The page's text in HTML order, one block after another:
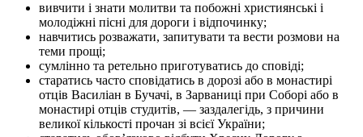
вивчити і знати молитви та побожні християнські і
молодіжні пісні для дороги і відпочинку;
навчитись розважати, запитувати та вести розмови на
теми прощі;
сумлінно та ретельно приготуватись до сповіді;
старатись часто сповідатись в дорозі або в монастирі
отців Василіан в Бучачі, в Зарваниці при Соборі або в
монастирі отців студитів, — заздалегідь, з причини
великої кількості прочан зі всієї України;